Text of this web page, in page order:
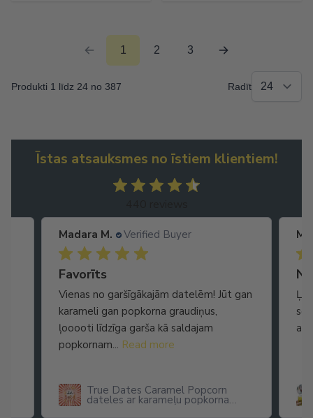
1 2 3
Produkti 1 līdz 24 no 387 Radīt
Īstas atsauksmes no īstiem klientiem!
Madara M. Verified Buyer
Favorīts
Vienas no garšīgākajām datelēm! Jūt gan
karameli gan popkorna graudiņus,
ļooooti līdzīga garša kā saldajam
popkornam... Read more
True Dates Caramel Popcorn
dateles ar karameļu popkorna
arī